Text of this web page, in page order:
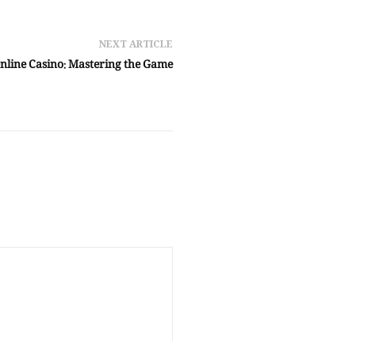
NEXT ARTICLE
Casino: Mastering the Game